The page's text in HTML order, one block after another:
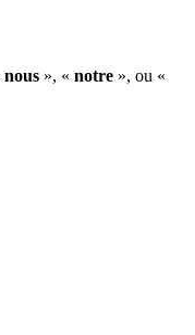
nous », « notre », ou «